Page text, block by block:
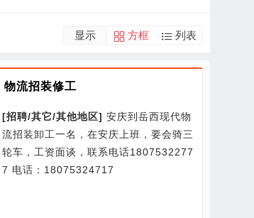
显示 方框 列表
物流招装修工
[招聘/其它/其他地区] 安庆到岳西现代物
流招装卸工一名，在安庆上班，要会骑三
轮车，工资面谈，联系电话1807532277
7 电话：18075324717